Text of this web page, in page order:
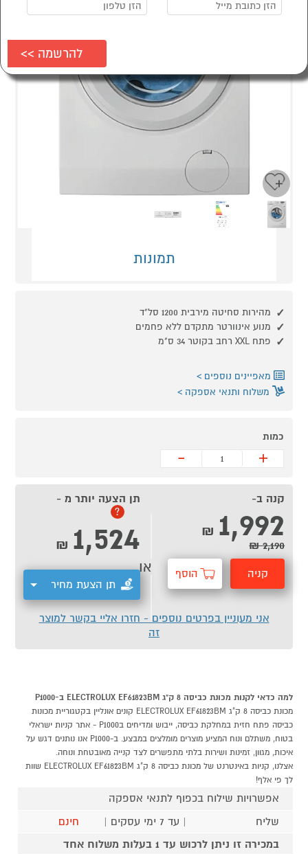
תמונות
מהירות סחיטה מירבית 1200 סל"ד
מנוע אינוורטר מתקדם ללא פחמים
פתח XXL רחב בקוטר 34 ס"מ
מאפיינים נוספים
משלוח ותנאי אספקה
כמות
+
-
קנה ב-
1,992
₪
2,190 ₪
קניה הוסף
תן הצעה יותר מ -
?
1,524
₪
תן הצעת מחיר
או
אני מעוניין בפרטים נוספים - חזרו אליי בקשר למוצר
זה
למה כדאי לקנות מכונת כביסה 8 ק"ג ELECTROLUX EF61823BM ב-P1000
מכונת כביסה 8 ק"ג ELECTROLUX EF61823BM קונים אונליין בקטגוריית מכונות
כביסה פתח חזית במחלקת כביסה, ייבוש ומדיחים בP1000 - אתר קניות ישראלי
בטוח, משתלם ונוח המציע מוצרים מומלצים במבצע. ב-P1000 אנו נותנים דגש על
איכות, מגוון, זמינות ושירות בלתי מתפשרים לצד קנייה מאובטחת ונוחה.
אצלנו, קניות באינטרנט של מכונת כביסה 8 ק"ג ELECTROLUX EF61823BM שוות
לך פי אלף!
אפשרויות שילוח בכפוף לתנאי אספקה
שליח
| עד 7 ימי עסקים |
חינם
במכירה זו ניתן לרכוש עד 1 בעלות משלוח אחד